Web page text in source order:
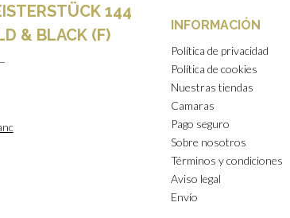
144
& BLACK (F)
INFORMACIÓN
Política de privacidad
Política de cookies
Nuestras tiendas
Camaras
Pago seguro
Sobre nosotros
Términos y condiciones
Aviso legal
Envío